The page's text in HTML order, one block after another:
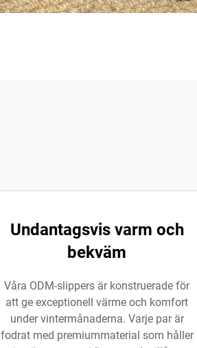
Undantagsvis varm och
bekväm
Våra ODM-slippers är konstruerade för
att ge exceptionell värme och komfort
under vintermånaderna. Varje par är
fodrat med premiummaterial som håller